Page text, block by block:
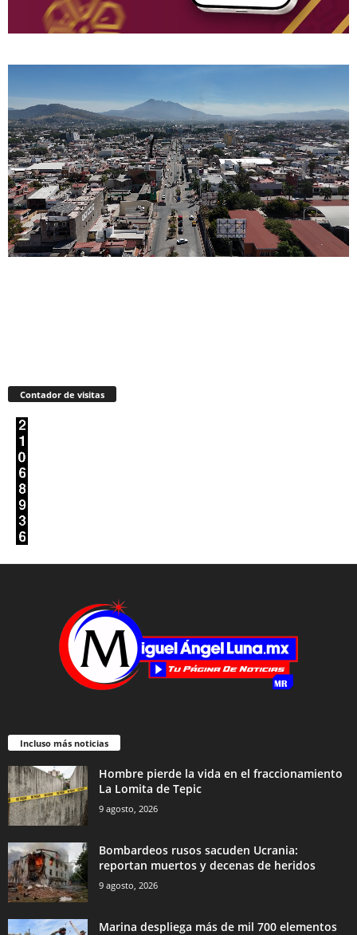
Contador de visitas
Incluso más noticias
Hombre pierde la vida en el fraccionamiento
La Lomita de Tepic
9 agosto, 2026
Bombardeos rusos sacuden Ucrania:
reportan muertos y decenas de heridos
9 agosto, 2026
Marina despliega más de mil 700 elementos